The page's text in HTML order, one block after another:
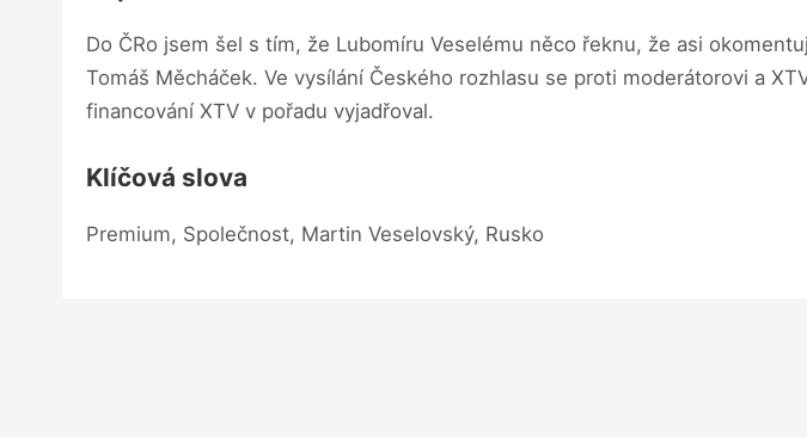
Do ČRo jsem šel s tím, že Lubomíru Veselému něco řeknu, že asi
Tomáš Měcháček. Ve vysílání Českého rozhlasu se proti moderátorovi a
financování XTV v pořadu vyjadřoval.
Klíčová slova
Premium, Společnost, Martin Veselovský, Rusko